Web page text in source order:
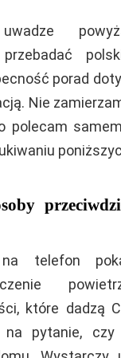
przebadać
porad
Nie
polecam
telefon
które dadzą
na pytanie,